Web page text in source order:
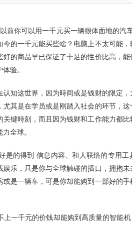
前你可以用一千元买一辆很体面地的汽
的一千元能买些啥？电脑上不太可能，
的商品早已保证了十足的性价比高，
验。
知这世界，因为時间或是钱财的限定
其是在学员或是刚踏入社会的环节，这
键時刻，而且因为钱财和工作能力都
全球。
是的得到 信息内容、和人联络的专用工
乐，只是你与全球触碰的插口，拥抱未
是一辆车，可是你却能购到一部好的手
一千元的价钱却能购到高质量的智能